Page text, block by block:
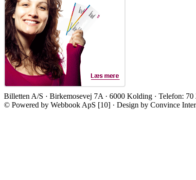
Billetten A/S · Birkemosevej 7A · 6000 Kolding · Telefon:
© Powered by Webbook ApS [10] · Design by Convince